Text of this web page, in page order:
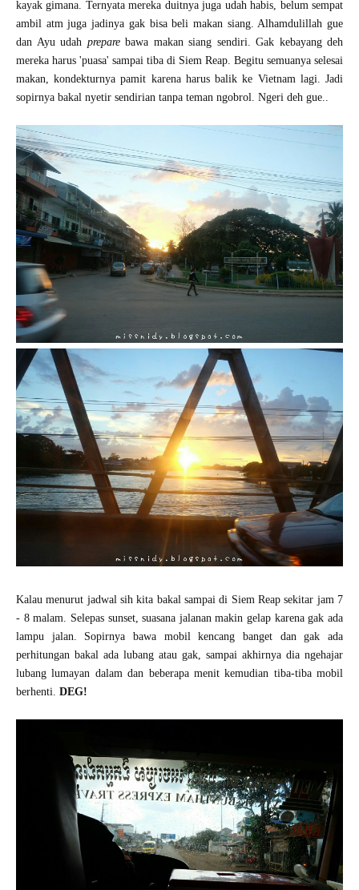
kayak gimana. Ternyata mereka duitnya juga udah habis, belum sempat
ambil atm juga jadinya gak bisa beli makan siang. Alhamdulillah gue
dan Ayu udah preparebawa makan siang sendiri. Gak kebayang deh
mereka harus 'puasa' sampai tiba di Siem Reap. Begitu semuanya selesai
makan, kondekturnya pamit karena harus balik ke Vietnam lagi. Jadi
sopirnya bakal nyetir sendirian tanpa teman ngobrol. Ngeri deh gue..
Kalau menurut jadwal sih kita bakal sampai di Siem Reap sekitar jam 7
- 8 malam. Selepas sunset, suasana jalanan makin gelap karena gak ada
lampu jalan. Sopirnya bawa mobil kencang banget dan gak ada
perhitungan bakal ada lubang atau gak, sampai akhirnya dia ngehajar
lubang lumayan dalam dan beberapa menit kemudian tiba-tiba mobil
berhenti. DEG!